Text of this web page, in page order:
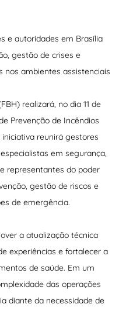
e autoridades em Brasília
gestão de crises e
nos ambientes assistenciais
realizará, no dia 11 de
Prevenção de Incêndios
reunirá gestores
em segurança,
representantes do poder
gestão de riscos e
de emergência.
a atualização técnica
experiências e fortalecer a
de saúde. Em um
das operações
diante da necessidade de